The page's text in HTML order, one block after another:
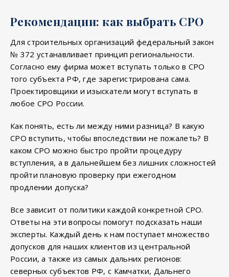
Рекомендации: как выбрать СРО
Для строительных организаций федеральный закон
№ 372 устанавливает принцип региональности.
Согласно ему фирма может вступать только в СРО
того субъекта РФ, где зарегистрирована сама.
Проектировщики и изыскатели могут вступать в
любое СРО России.
Как понять, есть ли между ними разница? В какую
СРО вступить, чтобы впоследствии не пожалеть? В
каком СРО можно быстро пройти процедуру
вступления, а в дальнейшем без лишних сложностей
пройти плановую проверку при ежегодном
продлении допуска?
Все зависит от политики каждой конкретной СРО.
Ответы на эти вопросы помогут подсказать наши
эксперты. Каждый день к нам поступает множество
допусков для наших клиентов из центральной
России, а также из самых дальних регионов:
северных субъектов РФ, с Камчатки, Дальнего